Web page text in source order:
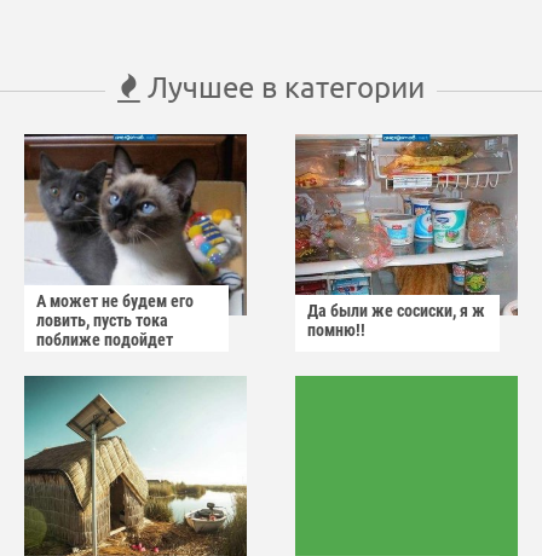
Лучшее в категории
А может не будем его
ловить, пусть тока
поближе подойдет
Да были же сосиски, я ж
помню!!